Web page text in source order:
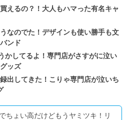
えるの？！大人もハマった有名キャ
なのでた！デザインも使い勝手も文
ンド
かしてるよ！専門店がさすがに泣い
ッズ
出してきた！こりゃ専門店が泣いち
ちょい高だけどもうヤミツキ！リ